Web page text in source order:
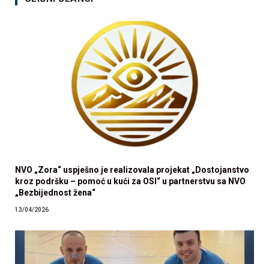
NVO „Zora“ uspješno je realizovala projekat „Dostojanstvo
kroz podršku – pomoć u kući za OSI“ u partnerstvu sa NVO
„Bezbijednost žena“
13/04/2026